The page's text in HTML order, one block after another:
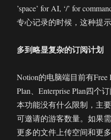
’space’ for AI, ‘/’ for
专心记录的时候，这种提
多到略显复杂的订阅计划
Notion的电脑端目前有Free
Plan、Enterprise Plan四个
本功能没有什么限制，主
可邀请的游客数量。如果
更多的文件上传空间和更